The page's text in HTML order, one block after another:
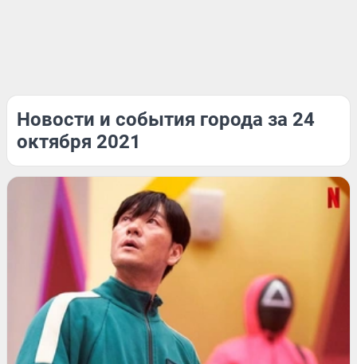
Новости и события города за 24
октября 2021